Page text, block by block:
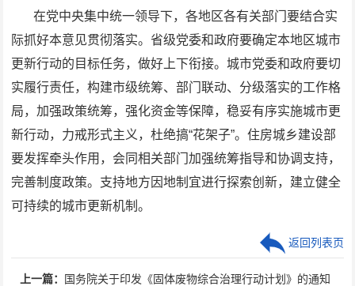
在党中央集中统一领导下，各地区各有关部门要结合实
际抓好本意见贯彻落实。省级党委和政府要确定本地区城市
更新行动的目标任务，做好上下衔接。城市党委和政府要切
实履行责任，构建市级统筹、部门联动、分级落实的工作格
局，加强政策统筹，强化资金等保障，稳妥有序实施城市更
新行动，力戒形式主义，杜绝搞“花架子”。住房城乡建设部
要发挥牵头作用，会同相关部门加强统筹指导和协调支持，
完善制度政策。支持地方因地制宜进行探索创新，建立健全
可持续的城市更新机制。
上一篇： 国务院关于印发《固体废物综合治理行动计划》的通知
返回列表页